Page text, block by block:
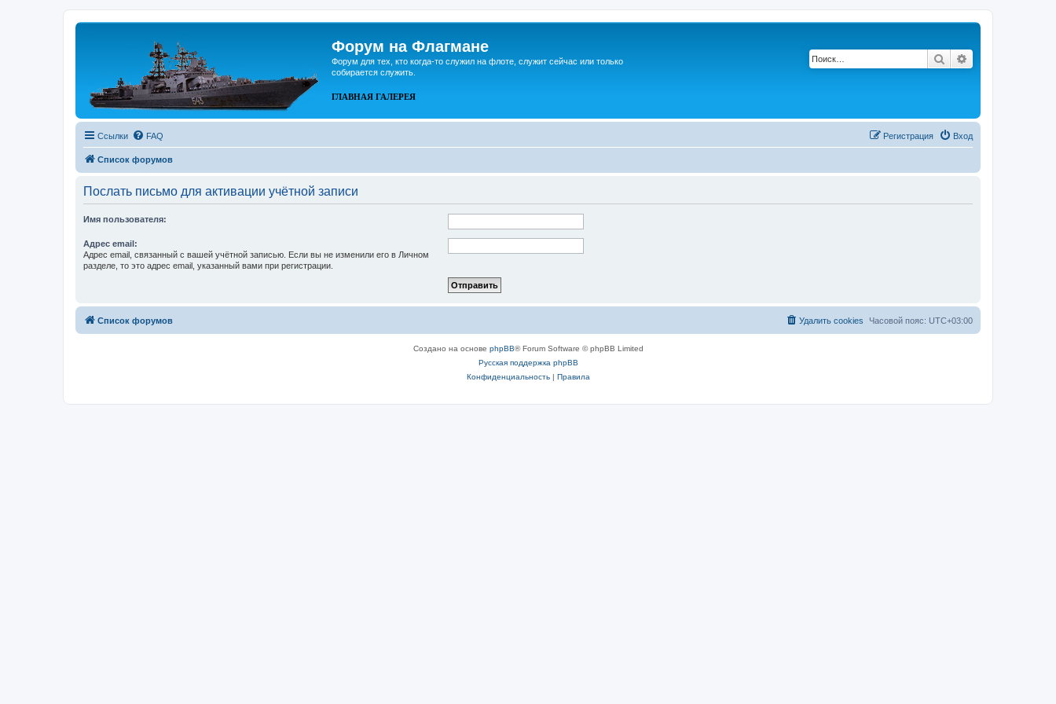
Форум на Флагмане
Форум для тех, кто когда-то служил на флоте, служит сейчас или только
собирается служить.
ГЛАВНАЯ ГАЛЕРЕЯ
Поиск
Ссылки FAQ Вход
Регистрация
Список форумов
Послать письмо для активации учётной записи
Имя пользователя:
Адрес email:
Адрес email, связанный с вашей учётной записью. Если вы не изменили его в Личном
разделе, то это адрес email, указанный вами при регистрации.
Список форумов Часовой пояс: UTC+03:00
Удалить cookies
Создано на основе phpBB® Forum Software © phpBB Limited
Русская поддержка phpBB
Конфиденциальность| Правила